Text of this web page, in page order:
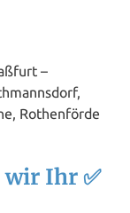
–
Rothenförde
wir Ihr ✅